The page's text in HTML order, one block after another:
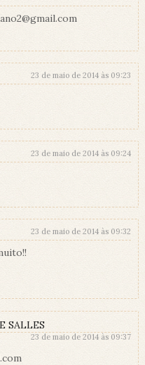
23 de maio de 2014 às 09:23
23 de maio de 2014 às 09:24
23 de maio de 2014 às 09:32
SALLES
23 de maio de 2014 às 09:37